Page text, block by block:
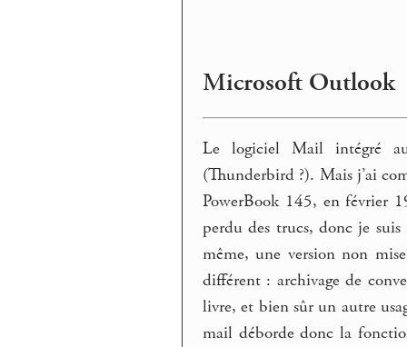
Microsoft Outlook
Le logiciel Mail intégré
(Thunderbird ?). Mais j’ai
PowerBook 145, en février
perdu des trucs, donc je suis
même, une version non
différent : archivage de
livre, et bien sûr un autre
mail déborde donc la